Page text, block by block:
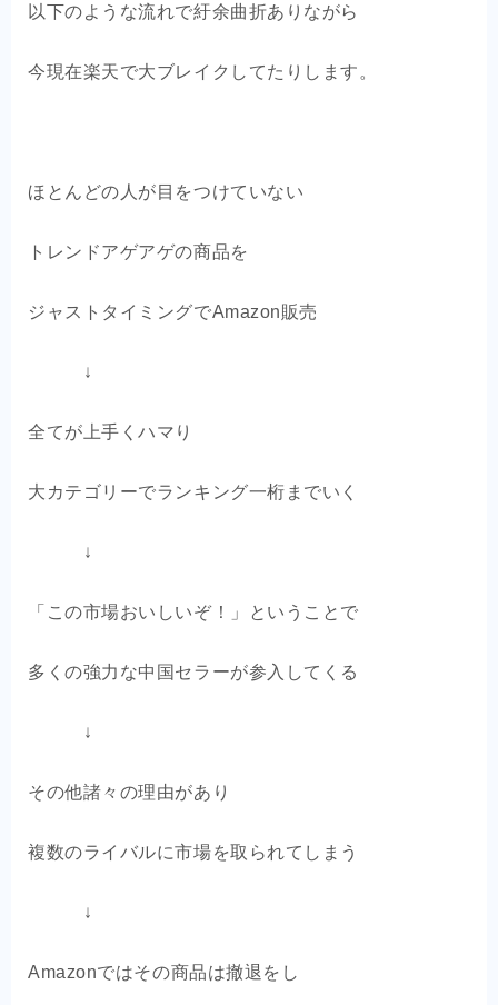
以下のような流れで紆余曲折ありながら
今現在楽天で大ブレイクしてたりします。
ほとんどの人が目をつけていない
トレンドアゲアゲの商品を
ジャストタイミングでAmazon販売
↓
全てが上手くハマり
大カテゴリーでランキング一桁までいく
↓
「この市場おいしいぞ！」ということで
多くの強力な中国セラーが参入してくる
↓
その他諸々の理由があり
複数のライバルに市場を取られてしまう
↓
Amazonではその商品は撤退をし